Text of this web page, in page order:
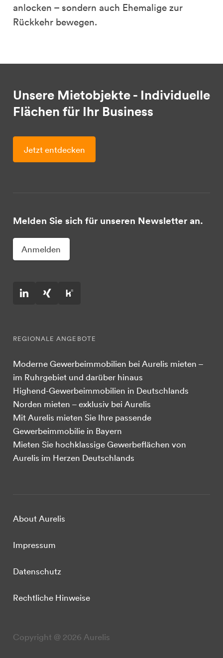
anlocken – sondern auch Ehemalige zur
Rückkehr bewegen.
Unsere Mietobjekte - Individuelle
Flächen für Ihr Business
Jetzt entdecken
Melden Sie sich für unseren Newsletter an.
Anmelden
REGIONALE ANGEBOTE
Moderne Gewerbeimmobilien bei Aurelis mieten –
im Ruhrgebiet und darüber hinaus
Highend-Gewerbeimmobilien in Deutschlands
Norden mieten – exklusiv bei Aurelis
Mit Aurelis mieten Sie Ihre passende
Gewerbeimmobilie in Bayern
Mieten Sie hochklassige Gewerbeflächen von
Aurelis im Herzen Deutschlands
About Aurelis
Impressum
Datenschutz
Rechtliche Hinweise
Copyright @ 2026 Aurelis